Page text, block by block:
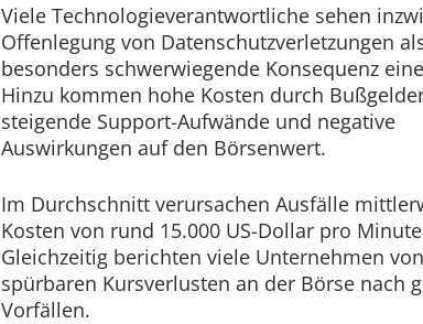
Viele Technologieverantwortliche sehen
Offenlegung von Datenschutzverletzungen
besonders schwerwiegende Konsequenz
Hinzu kommen hohe Kosten durch
steigende Support-Aufwände und negative
Auswirkungen auf den Börsenwert.
Im Durchschnitt verursachen Ausfälle
Kosten von rund 15.000 US-Dollar pro
Gleichzeitig berichten viele Unternehmen von
spürbaren Kursverlusten an der Börse nach
Vorfällen.